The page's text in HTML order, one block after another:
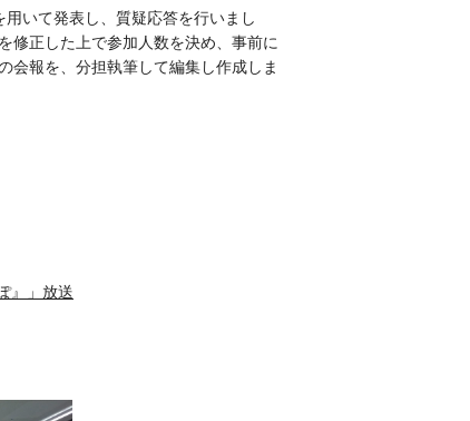
いて発表し、質疑応答を行いまし
修正した上で参加人数を決め、事前に
会報を、分担執筆して編集し作成しま
』」放送